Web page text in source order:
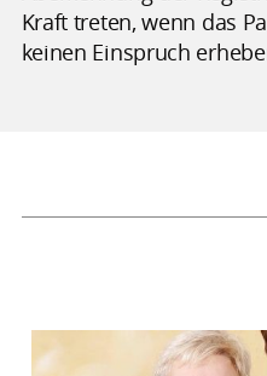
Kraft treten, wenn das
keinen Einspruch